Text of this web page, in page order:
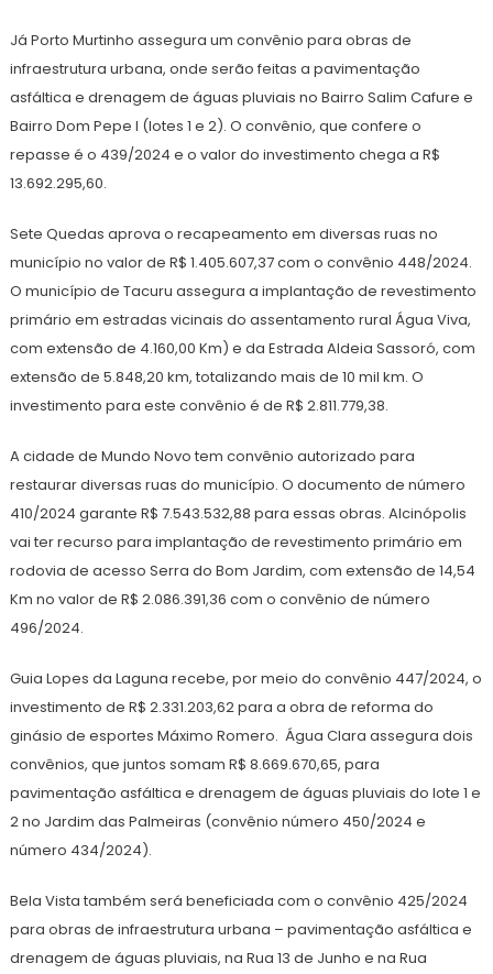
Já Porto Murtinho assegura um convênio para obras de
infraestrutura urbana, onde serão feitas a pavimentação
asfáltica e drenagem de águas pluviais no Bairro Salim Cafure e
Bairro Dom Pepe I (lotes 1 e 2). O convênio, que confere o
repasse é o 439/2024 e o valor do investimento chega a R$
13.692.295,60.
Sete Quedas aprova o recapeamento em diversas ruas no
município no valor de R$ 1.405.607,37 com o convênio 448/2024.
O município de Tacuru assegura a implantação de revestimento
primário em estradas vicinais do assentamento rural Água Viva,
com extensão de 4.160,00 Km) e da Estrada Aldeia Sassoró, com
extensão de 5.848,20 km, totalizando mais de 10 mil km. O
investimento para este convênio é de R$ 2.811.779,38.
A cidade de Mundo Novo tem convênio autorizado para
restaurar diversas ruas do município. O documento de número
410/2024 garante R$ 7.543.532,88 para essas obras. Alcinópolis
vai ter recurso para implantação de revestimento primário em
rodovia de acesso Serra do Bom Jardim, com extensão de 14,54
Km no valor de R$ 2.086.391,36 com o convênio de número
496/2024.
Guia Lopes da Laguna recebe, por meio do convênio 447/2024, o
investimento de R$ 2.331.203,62 para a obra de reforma do
ginásio de esportes Máximo Romero. Água Clara assegura dois
convênios, que juntos somam R$ 8.669.670,65, para
pavimentação asfáltica e drenagem de águas pluviais do lote 1 e
2 no Jardim das Palmeiras (convênio número 450/2024 e
número 434/2024).
Bela Vista também será beneficiada com o convênio 425/2024
para obras de infraestrutura urbana – pavimentação asfáltica e
drenagem de águas pluviais, na Rua 13 de Junho e na Rua